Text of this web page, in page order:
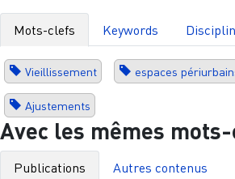
Mots-clefs Keywords
Vieillissement espaces
Ajustements
Avec les mêmes
Publications Autres contenus